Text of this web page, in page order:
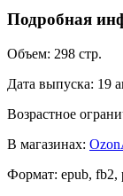
Подробная
Объем: 298 стр.
Дата выпуска: 19
Возрастное
В магазинах: Ozon
Формат: epub, fb2,